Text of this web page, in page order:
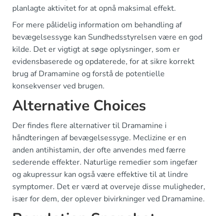
planlagte aktivitet for at opnå maksimal effekt.
For mere pålidelig information om behandling af
bevægelsessyge kan Sundhedsstyrelsen være en god
kilde. Det er vigtigt at søge oplysninger, som er
evidensbaserede og opdaterede, for at sikre korrekt
brug af Dramamine og forstå de potentielle
konsekvenser ved brugen.
Alternative Choices
Der findes flere alternativer til Dramamine i
håndteringen af bevægelsessyge. Meclizine er en
anden antihistamin, der ofte anvendes med færre
sederende effekter. Naturlige remedier som ingefær
og akupressur kan også være effektive til at lindre
symptomer. Det er værd at overveje disse muligheder,
især for dem, der oplever bivirkninger ved Dramamine.